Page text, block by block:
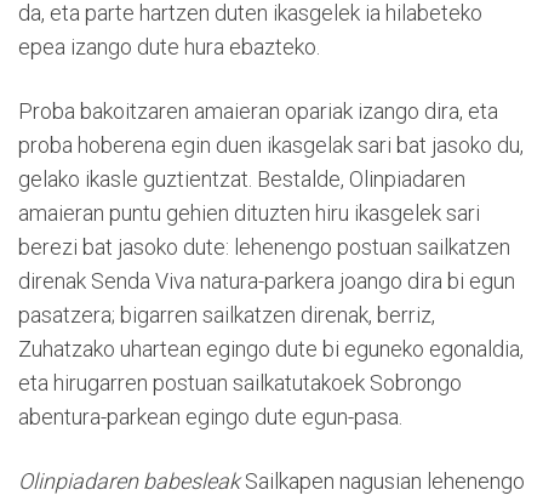
da, eta parte hartzen duten ikasgelek ia hilabeteko
epea izango dute hura ebazteko.
Proba bakoitzaren amaieran opariak izango dira, eta
proba hoberena egin duen ikasgelak sari bat jasoko du,
gelako ikasle guztientzat. Bestalde, Olinpiadaren
amaieran puntu gehien dituzten hiru ikasgelek sari
berezi bat jasoko dute: lehenengo postuan sailkatzen
direnak Senda Viva natura-parkera joango dira bi egun
pasatzera; bigarren sailkatzen direnak, berriz,
Zuhatzako uhartean egingo dute bi eguneko egonaldia,
eta hirugarren postuan sailkatutakoek Sobrongo
abentura-parkean egingo dute egun-pasa.
Olinpiadaren babesleakSailkapen nagusian lehenengo